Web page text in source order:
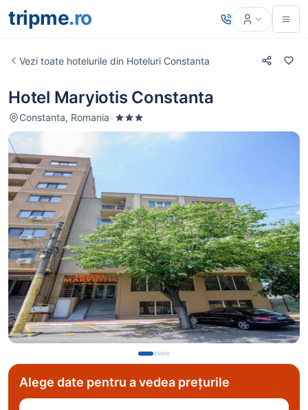
tripme.ro
Alege date pentru a vedea prețurile
Vezi toate hotelurile din Hoteluri Constanta
Hotel Maryiotis Constanta
Constanta, Romania ·